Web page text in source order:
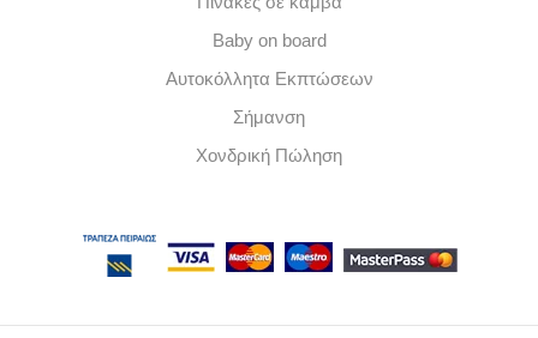
Baby on board
Αυτοκόλλητα Εκπτώσεων
Σήμανση
Χονδρική Πώληση